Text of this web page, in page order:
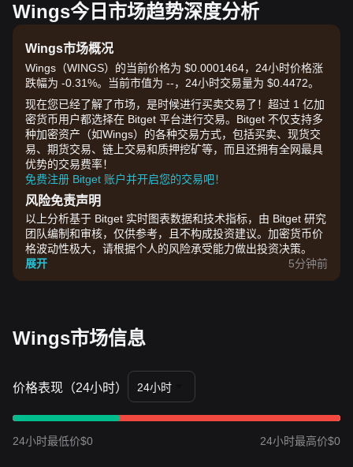
Wings今日市场趋势深度分析
Wings市场概况
Wings（WINGS）的当前价格为 $0.0001464，24小时价格涨
跌幅为 -0.31%。当前市值为 --，24小时交易量为 $0.4472。
现在您已经了解了市场，是时候进行买卖交易了！超过 1 亿加
密货币用户都选择在 Bitget 平台进行交易。Bitget 不仅支持多
种加密资产（如Wings）的各种交易方式，包括买卖、现货交
易、期货交易、链上交易和质押挖矿等，而且还拥有全网最具
优势的交易费率！
免费注册 Bitget 账户并开启您的交易吧！
风险免责声明
以上分析基于 Bitget 实时图表数据和技术指标，由 Bitget 研究
团队编制和审核，仅供参考，且不构成投资建议。加密货币价
格波动性极大，请根据个人的风险承受能力做出投资决策。
展开
5分钟前
Wings市场信息
价格表现（24小时） 24小时
24小时最低价$0 24小时最高价$0